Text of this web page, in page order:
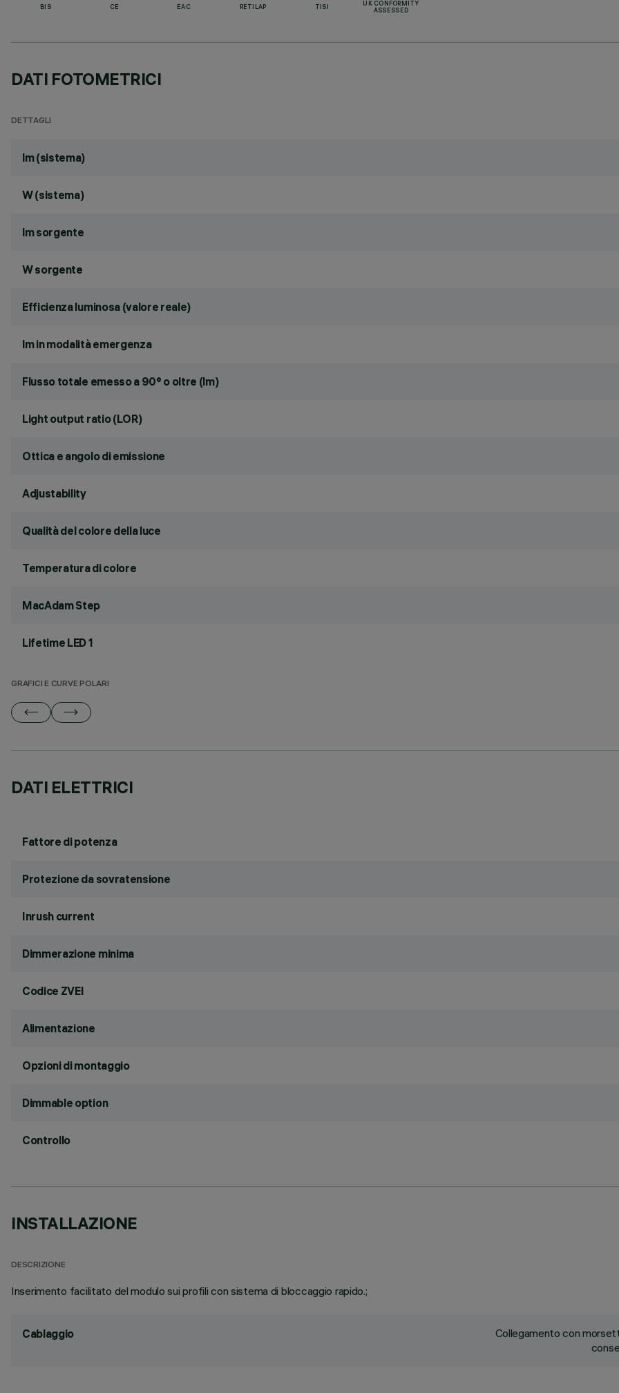
BIS CE EAC RETILAP TISI
UK CONFORMITY
ASSESSED
DATI FOTOMETRICI
DETTAGLI
lm (sistema)
W (sistema)
lm sorgente
W sorgente
Efficienza luminosa (valore reale)
lm in modalità emergenza
Flusso totale emesso a 90° o oltre (lm)
Light output ratio (LOR)
Ottica e angolo di emissione
Adjustability
Qualità del colore della luce
Temperatura di colore
MacAdam Step
Lifetime LED 1
GRAFICI E CURVE POLARI
DATI ELETTRICI
Fattore di potenza
Protezione da sovratensione
Inrush current
Dimmerazione minima
Codice ZVEI
Alimentazione
Opzioni di montaggio
Dimmable option
Controllo
INSTALLAZIONE
DESCRIZIONE
Inserimento facilitato del modulo sui profili con sistema di bloccaggio rapido.;
Cablaggio
Collegamento con